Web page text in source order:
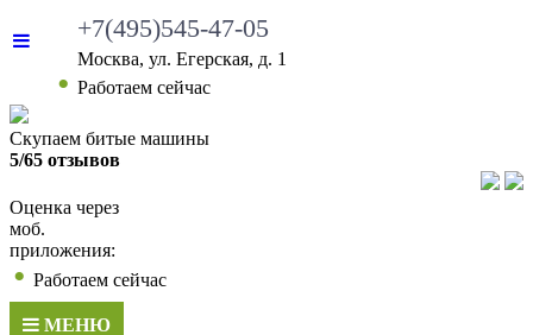
+7(495)545-47-05
Москва, ул. Егерская, д. 1
• Работаем сейчас
Скупаем битые машины
5/65 отзывов
Оценка через
моб.
приложения:
• Работаем сейчас
МЕНЮ